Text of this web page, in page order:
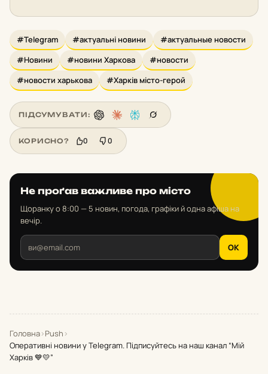
#Telegram #актуальні новини
#актуальные новости
#Новини
#новини Харкова
#новости
#новости харькова
#Харків місто-герой
ПІДСУМУВАТИ:
КОРИСНО? 0 0
Не проґав важливе про місто
Щоранку о 8:00 — 5 новин, погода, графіки й одна афіша на
вечір.
OK
Головна›Push ›
Оперативні новини у Telegram. Підписуйтесь на наш канал “Мій
Харків 💙💛”